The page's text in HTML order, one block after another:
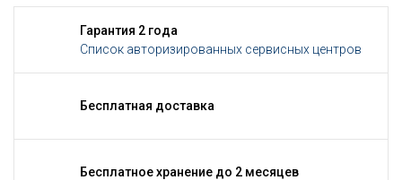
Гарантия 2 года
Список авторизированных сервисных центров
Бесплатная доставка
Бесплатное хранение до 2 месяцев